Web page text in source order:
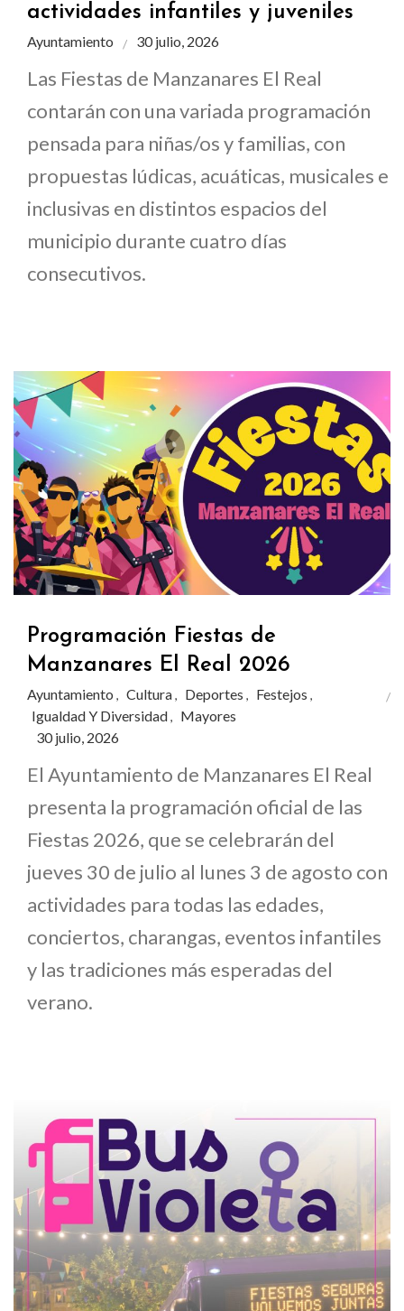
actividades infantiles y juveniles
Ayuntamiento 30 julio, 2026
Las Fiestas de Manzanares El Real
contarán con una variada programación
pensada para niñas/os y familias, con
propuestas lúdicas, acuáticas, musicales e
inclusivas en distintos espacios del
municipio durante cuatro días
consecutivos.
Programación Fiestas de
Manzanares El Real 2026
Ayuntamiento , Cultura, Deportes , Festejos ,
Igualdad Y Diversidad, Mayores
30 julio, 2026
El Ayuntamiento de Manzanares El Real
presenta la programación oficial de las
Fiestas 2026, que se celebrarán del
jueves 30 de julio al lunes 3 de agosto con
actividades para todas las edades,
conciertos, charangas, eventos infantiles
y las tradiciones más esperadas del
verano.